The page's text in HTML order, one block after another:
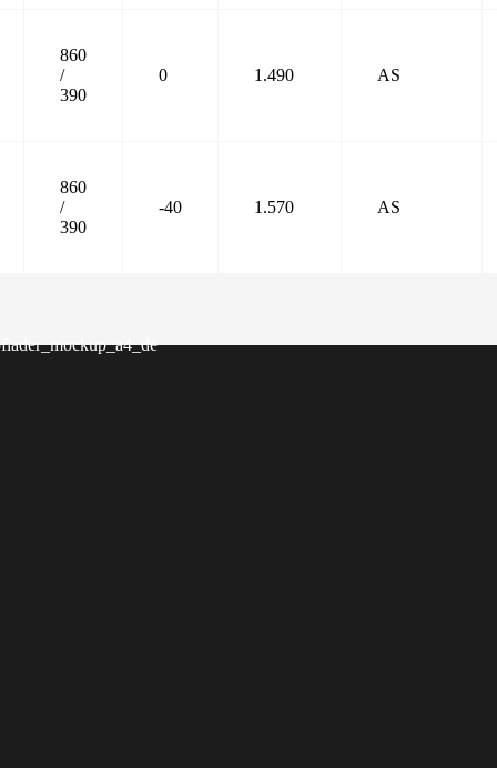
860
/
390
0 1.490 AS
860
/
390
-40 1.570 AS